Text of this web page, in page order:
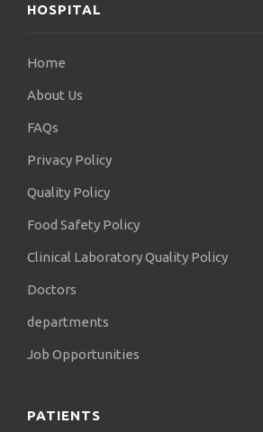
Award” και το 2015 η ερευνητική
(Research Scholarship) της Διεθνούς
Νευροφυσιολογίας (IFCN),
διεθνή προσφορά του στην
νευρολογική πρακτική. Είναι
του εγκεφάλου (teaching level για
καρωτίδων, σπονδυλικών αρτηριών
Ευρωπαϊκής Υπερηχογραφικής
(European Society of
(Deutsche Gesellschaft für klinische
HOSPITAL
Home
About Us
FAQs
Privacy Policy
Quality Policy
Food Safety Policy
Clinical Laboratory Quality Policy
Doctors
departments
Job Opportunities
PATIENTS